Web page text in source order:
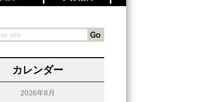
カレンダー
2026年8月